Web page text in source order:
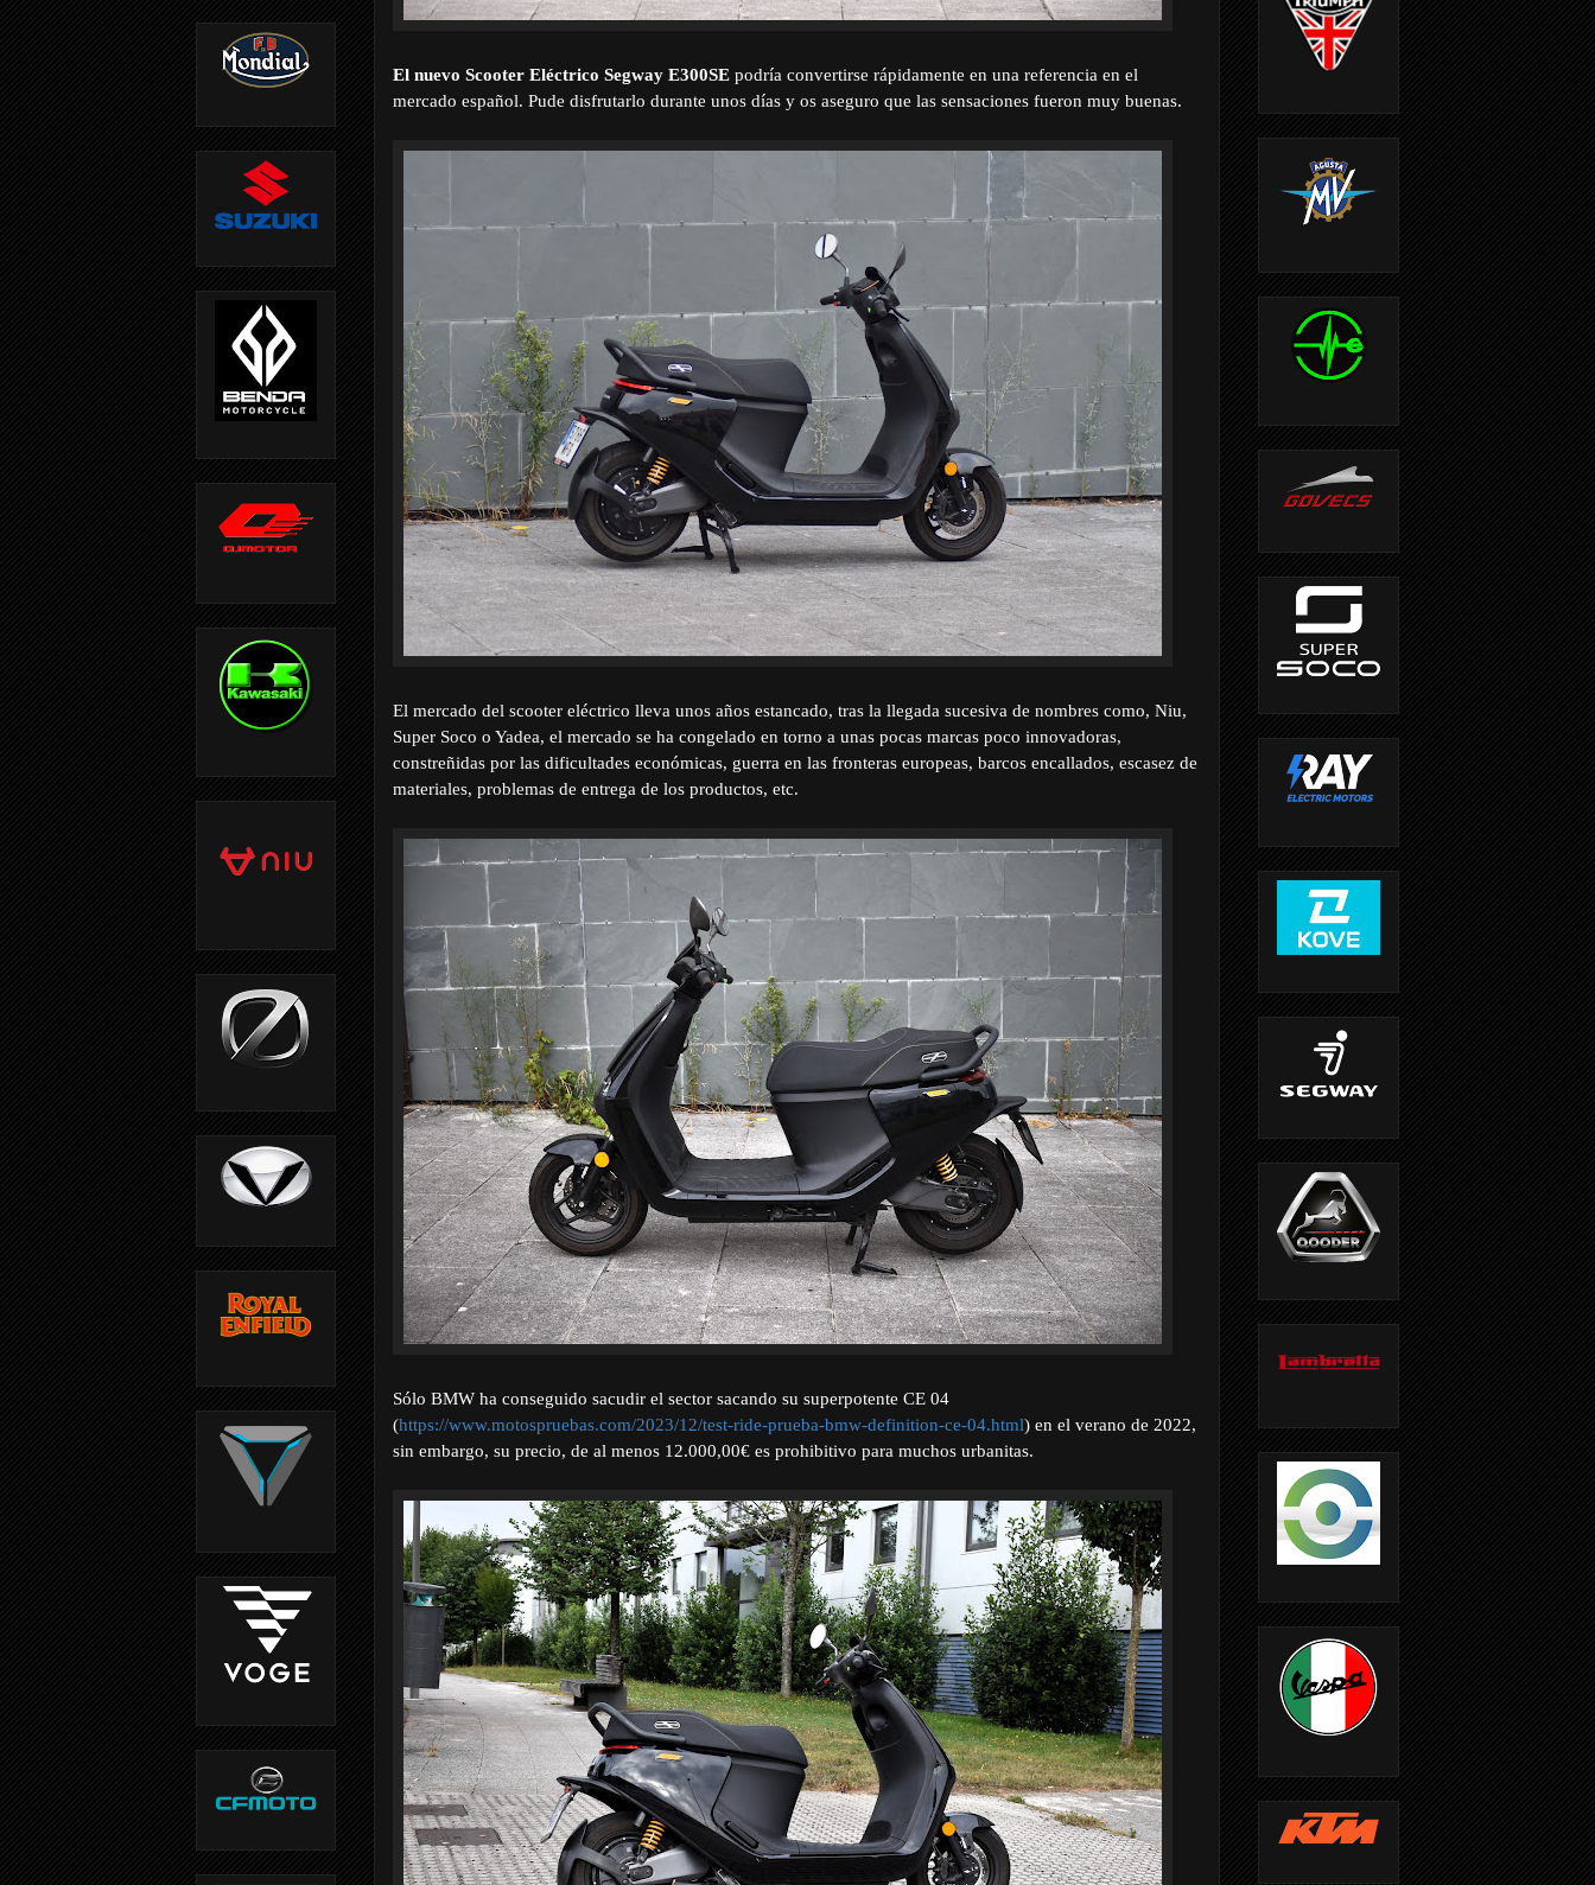
El nuevo Scooter Eléctrico Segway E300SE podría convertirse rápidamente en una referencia en el
mercado español. Pude disfrutarlo durante unos días y os aseguro que las sensaciones fueron muy buenas.
El mercado del scooter eléctrico lleva unos años estancado, tras la llegada sucesiva de nombres como, Niu,
Super Soco o Yadea, el mercado se ha congelado en torno a unas pocas marcas poco innovadoras,
constreñidas por las dificultades económicas, guerra en las fronteras europeas, barcos encallados, escasez de
materiales, problemas de entrega de los productos, etc.
Sólo BMW ha conseguido sacudir el sector sacando su superpotente CE 04
(https://www.motospruebas.com/2023/12/test-ride-prueba-bmw-definition-ce-04.html) en el verano de 2022,
sin embargo, su precio, de al menos 12.000,00€ es prohibitivo para muchos urbanitas.